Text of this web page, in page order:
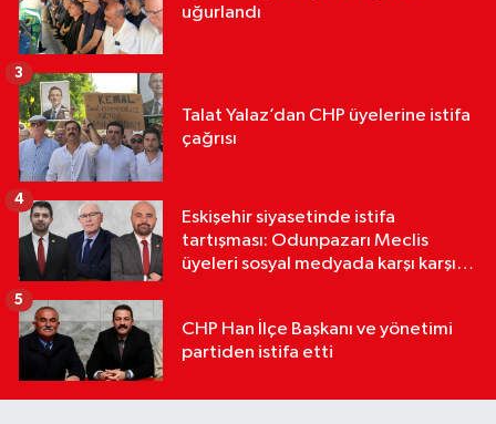
uğurlandı
Talat Yalaz’dan CHP üyelerine istifa
çağrısı
3
Eskişehir siyasetinde istifa
tartışması: Odunpazarı Meclis
üyeleri sosyal medyada karşı karşıya
4
CHP Han İlçe Başkanı ve yönetimi
partiden istifa etti
5